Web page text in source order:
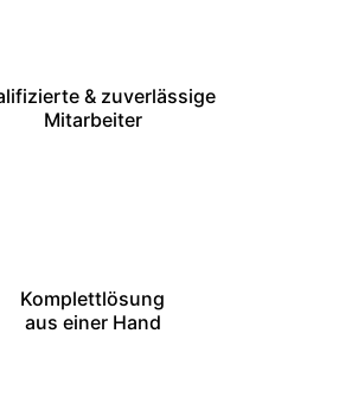
& zuverlässige
Mitarbeiter
Komplettlösung
aus einer Hand